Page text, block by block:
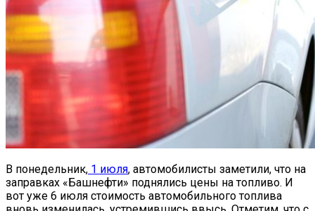
В понедельник, 1 июля, автомобилисты заметили, что на
заправках «Башнефти» поднялись цены на топливо. И
вот уже 6 июля стоимость автомобильного топлива